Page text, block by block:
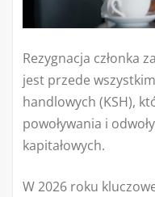
Rezygnacja członka
jest przede
handlowych (KSH),
powoływania i
kapitałowych.
W 2026 roku